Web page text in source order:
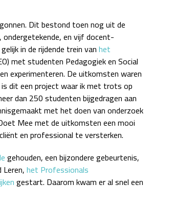
Dit bestond toen nog uit de
ondergetekende, en vijf docent-
in de rijdende trein vanhet
met studenten Pedagogiek en Social
experimenteren. De uitkomsten waren
dit een project waar ik met trots op
dan 250 studenten bijgedragen aan
met het doen van onderzoek
Mee met de uitkomsten een mooi
en professional te versterken.
gehouden, een bijzondere gebeurtenis,
het Professionals
gestart. Daarom kwam er al snel een